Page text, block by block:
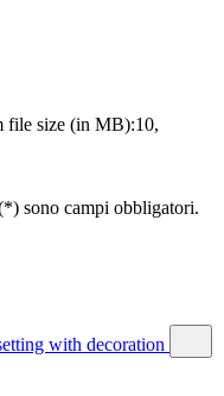
file size (in MB):10,
sono campi obbligatori.